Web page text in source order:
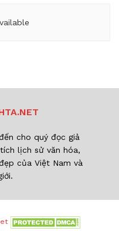
cho quý đọc giả
lịch sử văn hóa,
của Việt Nam và